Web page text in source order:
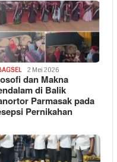
2 Mei 2026
dan Makna
di Balik
Parmasak pada
Pernikahan